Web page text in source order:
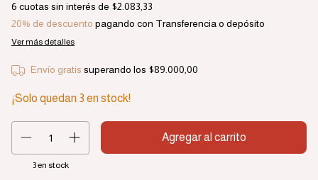
6 cuotas sin interés de $2.083,33
20% de descuento pagando con Transferencia o depósito
Ver más detalles
Envío gratis superando los $89.000,00
¡Solo quedan 3 en stock!
3en stock